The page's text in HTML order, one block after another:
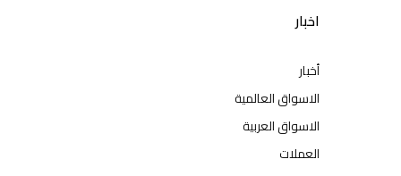
اخبار
أخبار
الاسواق العالمية
الاسواق العربية
العملات